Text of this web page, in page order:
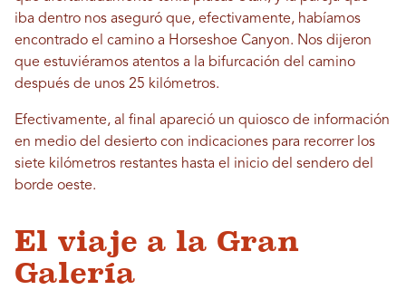
iba dentro nos aseguró que, efectivamente, habíamos
encontrado el camino a Horseshoe Canyon. Nos dijeron
que estuviéramos atentos a la bifurcación del camino
después de unos 25 kilómetros.
Efectivamente, al final apareció un quiosco de información
en medio del desierto con indicaciones para recorrer los
siete kilómetros restantes hasta el inicio del sendero del
borde oeste.
El viaje a la Gran
Galería